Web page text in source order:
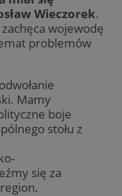
Wieczorek.
wojewodę
problemów
Mamy
boje
stołu z
się za